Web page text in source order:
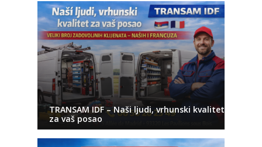
TRANSAM IDF – Naši ljudi, vrhunski kvalitet
za vaš posao